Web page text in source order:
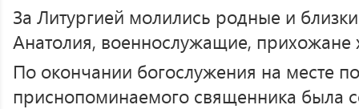
За Литургией молились родные и
Анатолия, военнослужащие, прихожане
По окончании богослужения на месте
приснопоминаемого священника была